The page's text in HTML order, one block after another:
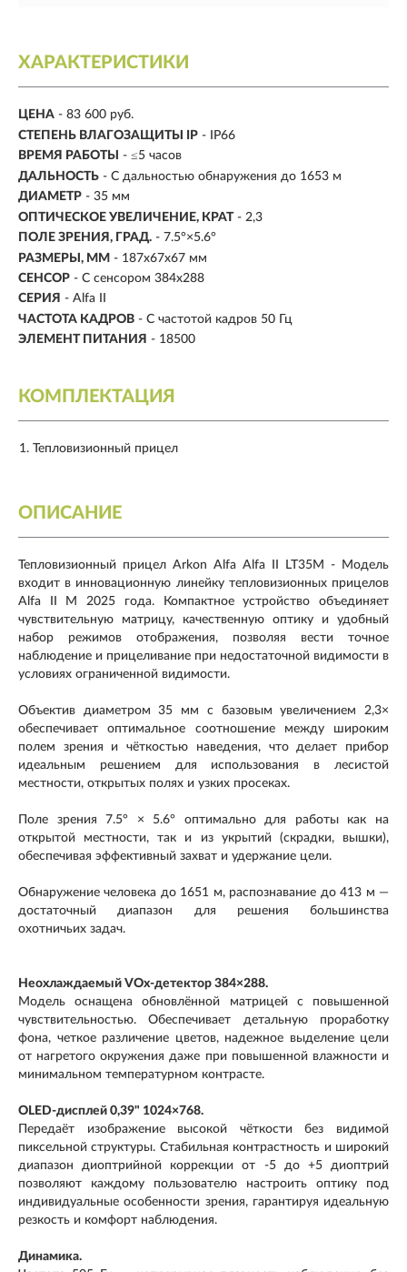
ХАРАКТЕРИСТИКИ
ЦЕНА - 83 600 руб.
CТЕПЕНЬ ВЛАГОЗАЩИТЫ IP - IP66
ВРЕМЯ РАБОТЫ
- ≤5 часов
ДАЛЬНОСТЬ - С дальностью обнаружения до 1653 м
ДИАМЕТР - 35 мм
ОПТИЧЕСКОЕ УВЕЛИЧЕНИЕ, КРАТ - 2,3
ПОЛЕ ЗРЕНИЯ, ГРАД. - 7.5°×5.6°
РАЗМЕРЫ, ММ - 187x67x67 мм
СЕНСОР - С сенсором 384x288
СЕРИЯ - Alfa II
ЧАСТОТА КАДРОВ - С частотой кадров 50 Гц
ЭЛЕМЕНТ ПИТАНИЯ - 18500
КОМПЛЕКТАЦИЯ
Тепловизионный прицел
ОПИСАНИЕ
Тепловизионный прицел Arkon Alfa Alfa II LT35M - Модель
входит в инновационную линейку тепловизионных прицелов
Alfa II M 2025 года. Компактное устройство объединяет
чувствительную матрицу, качественную оптику и удобный
набор режимов отображения, позволяя вести точное
наблюдение и прицеливание при недостаточной видимости в
условиях ограниченной видимости.
Объектив диаметром 35 мм с базовым увеличением 2,3×
обеспечивает оптимальное соотношение между широким
полем зрения и чёткостью наведения, что делает прибор
идеальным решением для использования в лесистой
местности, открытых полях и узких просеках.
Поле зрения 7.5° × 5.6° оптимально для работы как на
открытой местности, так и из укрытий (скрадки, вышки),
обеспечивая эффективный захват и удержание цели.
Обнаружение человека до 1651 м, распознавание до 413 м —
достаточный диапазон для решения большинства
охотничьих задач.
Неохлаждаемый VOx-детектор 384×288.
Модель оснащена обновлённой матрицей с повышенной
чувствительностью. Обеспечивает детальную проработку
фона, четкое различение цветов, надежное выделение цели
от нагретого окружения даже при повышенной влажности и
минимальном температурном контрасте.
OLED-дисплей 0,39" 1024×768.
Передаёт изображение высокой чёткости без видимой
пиксельной структуры. Стабильная контрастность и широкий
диапазон диоптрийной коррекции от -5 до +5 диоптрий
позволяют каждому пользователю настроить оптику под
индивидуальные особенности зрения, гарантируя идеальную
резкость и комфорт наблюдения.
Динамика.